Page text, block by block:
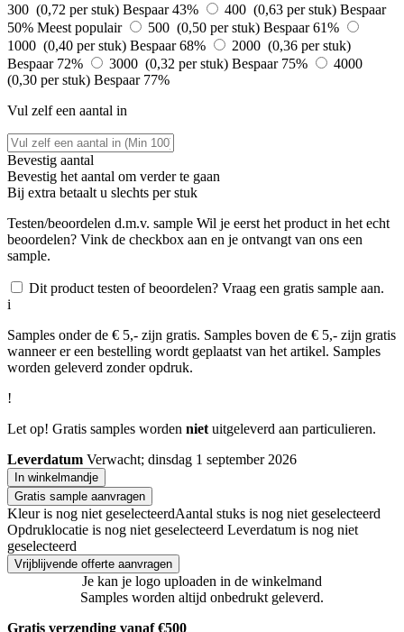
300 (0,72 per stuk) Bespaar 43% 400 (0,63 per stuk) Bespaar
50% Meest populair 500 (0,50 per stuk) Bespaar 61%
1000 (0,40 per stuk) Bespaar 68%
2000 (0,36 per stuk)
Bespaar 72%
3000 (0,32 per stuk) Bespaar 75%
4000
(0,30 per stuk) Bespaar 77%
Vul zelf een aantal in
Bevestig aantal
Bevestig het aantal om verder te gaan
Bij extra betaalt u slechts per stuk
Testen/beoordelen d.m.v. sample Wil je eerst het product in het echt
beoordelen? Vink de checkbox aan en je ontvangt van ons een
sample.
Dit product testen of beoordelen? Vraag een gratis sample aan.
i
Samples onder de € 5,- zijn gratis. Samples boven de € 5,- zijn gratis
wanneer er een bestelling wordt geplaatst van het artikel. Samples
worden geleverd zonder opdruk.
!
Let op! Gratis samples worden niet uitgeleverd aan particulieren.
Leverdatum Verwacht; dinsdag 1 september 2026
In winkelmandje
Gratis sample aanvragen
Kleur is nog niet geselecteerdAantal stuks is nog niet geselecteerd
Opdruklocatie is nog niet geselecteerd Leverdatum is nog niet
geselecteerd
Vrijblijvende offerte aanvragen
Je kan je logo uploaden in de winkelmand
Samples worden altijd onbedrukt geleverd.
Gratis verzending vanaf €500